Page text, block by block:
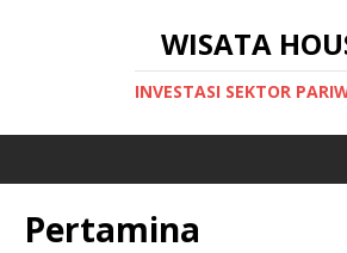
WISATA
INVESTASI SEKTOR
Pertamina